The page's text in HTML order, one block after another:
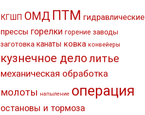
КГШП ОМД ПТМ гидравлические
прессы горелки горение заводы
заготовка канаты ковка конвейеры
кузнечное делолитье
механическая обработка
молоты напыление операция
остановы и тормоза